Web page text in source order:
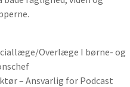
Overlæge I børne- og
– Ansvarlig for Podcast